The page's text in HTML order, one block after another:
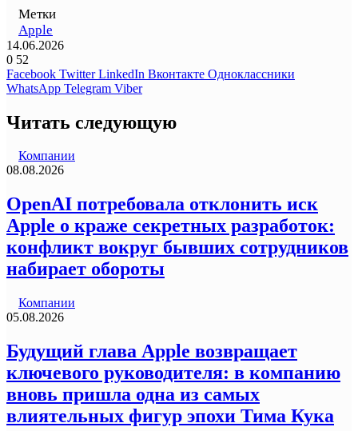
Метки
Apple
14.06.2026
0 52
Facebook Twitter LinkedIn Вконтакте Одноклассники
WhatsApp Telegram Viber
Читать следующую
Компании
08.08.2026
OpenAI потребовала отклонить иск
Apple о краже секретных разработок:
конфликт вокруг бывших сотрудников
набирает обороты
Компании
05.08.2026
Будущий глава Apple возвращает
ключевого руководителя: в компанию
вновь пришла одна из самых
влиятельных фигур эпохи Тима Кука